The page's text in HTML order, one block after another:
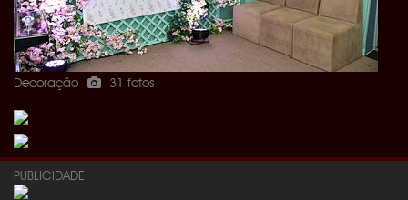
Decoração 31 fotos
PUBLICIDADE